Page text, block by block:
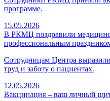
программе.
15.05.2026
В РКМЦ поздравили
профессиональным
Сотрудницам Центра
труд и заботу о пациентах.
12.05.2026
Вакцинация – ваш личный